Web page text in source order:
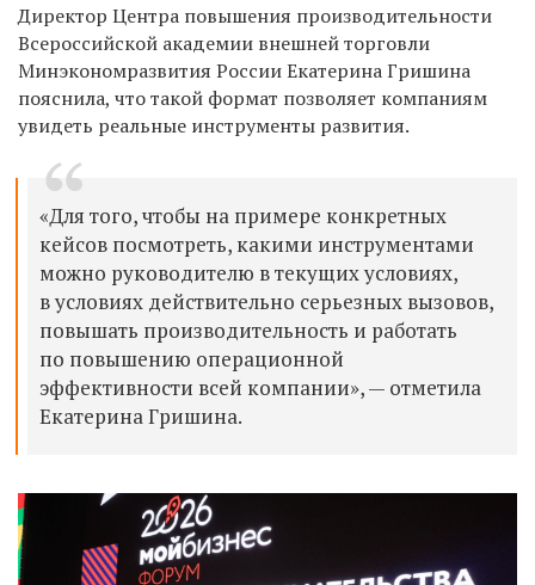
Директор Центра повышения производительности
Всероссийской академии внешней торговли
Минэкономразвития России Екатерина Гришина
пояснила, что такой формат позволяет компаниям
увидеть реальные инструменты развития.
«Для того, чтобы на примере конкретных
кейсов посмотреть, какими инструментами
можно руководителю в текущих условиях,
в условиях действительно серьезных вызовов,
повышать производительность и работать
по повышению операционной
эффективности всей компании», — отметила
Екатерина Гришина.